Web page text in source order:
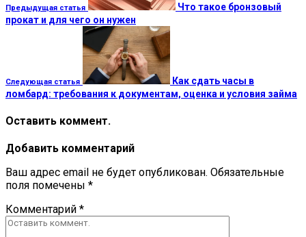
Предыдущая статья
Что такое бронзовый
прокат и для чего он нужен
Следующая статья
Как сдать часы в
ломбард: требования к документам, оценка и условия займа
Оставить коммент.
Добавить комментарий
Ваш адрес email не будет опубликован. Обязательные
поля помечены *
Комментарий *